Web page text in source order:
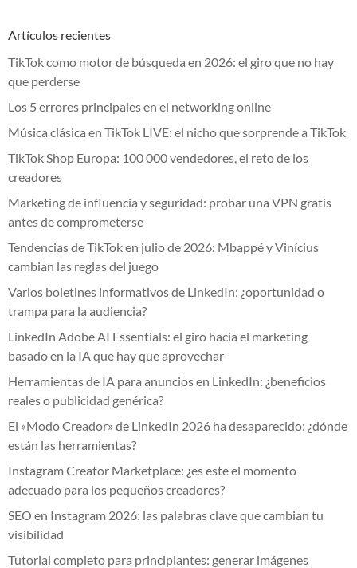
Artículos recientes
TikTok como motor de búsqueda en 2026: el giro que no hay
que perderse
Los 5 errores principales en el networking online
Música clásica en TikTok LIVE: el nicho que sorprende a TikTok
TikTok Shop Europa: 100 000 vendedores, el reto de los
creadores
Marketing de influencia y seguridad: probar una VPN gratis
antes de comprometerse
Tendencias de TikTok en julio de 2026: Mbappé y Vinícius
cambian las reglas del juego
Varios boletines informativos de LinkedIn: ¿oportunidad o
trampa para la audiencia?
LinkedIn Adobe AI Essentials: el giro hacia el marketing
basado en la IA que hay que aprovechar
Herramientas de IA para anuncios en LinkedIn: ¿beneficios
reales o publicidad genérica?
El «Modo Creador» de LinkedIn 2026 ha desaparecido: ¿dónde
están las herramientas?
Instagram Creator Marketplace: ¿es este el momento
adecuado para los pequeños creadores?
SEO en Instagram 2026: las palabras clave que cambian tu
visibilidad
Tutorial completo para principiantes: generar imágenes